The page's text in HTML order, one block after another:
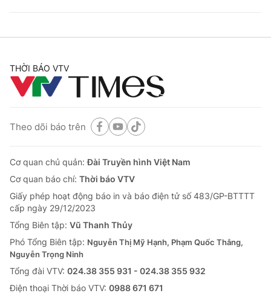
THỜI BÁO VTV
Theo dõi báo trên
Cơ quan chủ quản:Đài Truyền hình Việt Nam
Cơ quan báo chí: Thời báo VTV
Giấy phép hoạt động báo in và báo điện tử số 483/GP-BTTTT
cấp ngày 29/12/2023
Tổng Biên tập: Vũ Thanh Thủy
Phó Tổng Biên tập: Nguyễn Thị Mỹ Hạnh, Phạm Quốc Thắng,
Nguyễn Trọng Ninh
Tổng đài VTV: 024.38 355 931 - 024.38 355 932
Ðiện thoại Thời báo VTV: 0988 671 671